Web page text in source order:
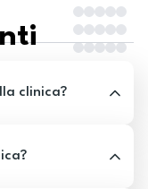
clinica?